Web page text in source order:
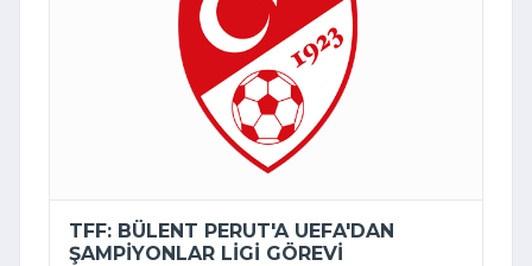
TFF: BÜLENT PERUT'A UEFA'DAN
ŞAMPIYONLAR LIGI GÖREVI